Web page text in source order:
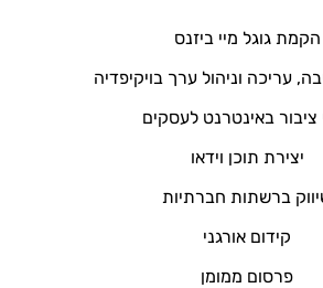
הקמת גוגל מיי ביזנס
עריכה וניהול ערך בויקיפדיה
ציבור באינטרנט לעסקים
יצירת תוכן וידאו
ברשתות חברתיות
קידום אורגני
פרסום ממומן